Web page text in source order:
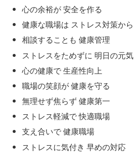
心の余裕が 安全を作る
健康な職場は ストレス対策から
相談することも 健康管理
ストレスをためずに 明日の元気
心の健康で 生産性向上
職場の笑顔が 健康を守る
無理せず焦らず 健康第一
ストレス軽減で 快適職場
支え合いで 健康職場
ストレスに気付き 早めの対応